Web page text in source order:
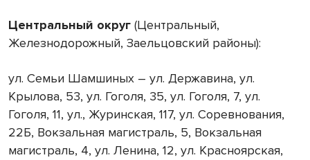
Центральный округ (Центральный,
Железнодорожный, Заельцовский районы):
ул. Семьи Шамшиных – ул. Державина, ул.
Крылова, 53, ул. Гоголя, 35, ул. Гоголя, 7, ул.
Гоголя, 11, ул., Журинская, 117, ул. Соревнования,
22Б, Вокзальная магистраль, 5, Вокзальная
магистраль, 4, ул. Ленина, 12, ул. Красноярская,